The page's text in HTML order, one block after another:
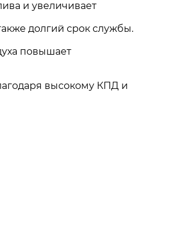
и увеличивает
долгий срок службы.
повышает
высокому КПД и